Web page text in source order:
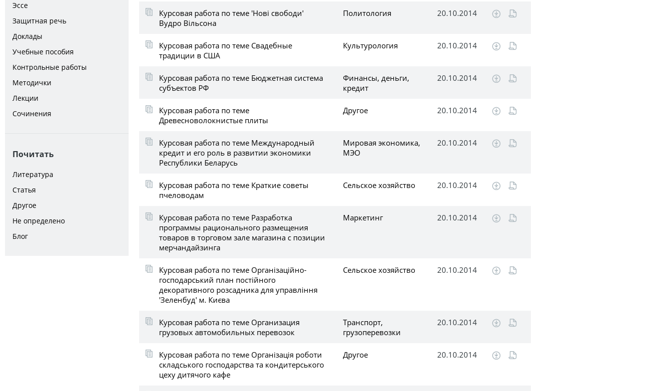
Эссе
Защитная речь
Доклады
Учебные пособия
Контрольные работы
Методички
Лекции
Сочинения
Почитать
Литература
Статья
Другое
Не определено
Блог
Курсовая работа по теме 'Нові свободи'
Вудро Вільсона
Политология 20.10.2014
Курсовая работа по теме Свадебные
традиции в США
Культурология 20.10.2014
Курсовая работа по теме Бюджетная система
субъектов РФ
Финансы, деньги,
кредит
20.10.2014
Курсовая работа по теме
Древесноволокнистые плиты
Другое 20.10.2014
Курсовая работа по теме Международный
кредит и его роль в развитии экономики
Республики Беларусь
Мировая экономика,
МЭО
20.10.2014
Курсовая работа по теме Краткие советы
пчеловодам
Сельское хозяйство 20.10.2014
Курсовая работа по теме Разработка
программы рационального размещения
товаров в торговом зале магазина с позиции
мерчандайзинга
Маркетинг 20.10.2014
Курсовая работа по теме Організаційно-
господарський план постійного
декоративного розсадника для управління
'Зеленбуд' м. Києва
Сельское хозяйство 20.10.2014
Курсовая работа по теме Организация
грузовых автомобильных перевозок
Транспорт,
грузоперевозки
20.10.2014
Курсовая работа по теме Організація роботи
складського господарства та кондитерського
цеху дитячого кафе
Другое 20.10.2014